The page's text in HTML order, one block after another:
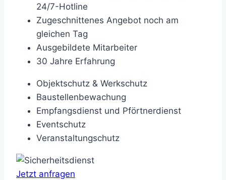
24/7-Hotline
Zugeschnittenes Angebot noch am
gleichen Tag
Ausgebildete Mitarbeiter
30 Jahre Erfahrung
Objektschutz & Werkschutz
Baustellenbewachung
Empfangsdienst und Pförtnerdienst
Eventschutz
Veranstaltungschutz
Jetzt anfragen